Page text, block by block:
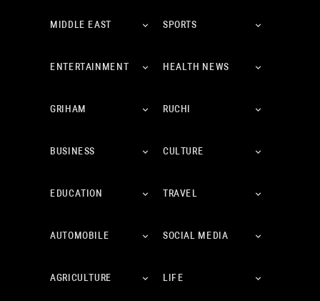
MIDDLE EAST SPORTS
ENTERTAINMENT HEALTH NEWS
GRIHAM RUCHI
BUSINESS CULTURE
EDUCATION TRAVEL
AUTOMOBILE SOCIAL MEDIA
AGRICULTURE LIFE